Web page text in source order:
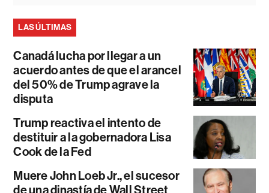
LAS ÚLTIMAS
Canadá lucha por llegar a un
acuerdo antes de que el arancel
del 50% de Trump agrave la
disputa
Trump reactiva el intento de
destituir a la gobernadora Lisa
Cook de la Fed
Muere John Loeb Jr., el sucesor
de una dinastía de Wall Street